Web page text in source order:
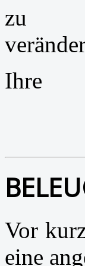
zu
Ihre
Vor
eine